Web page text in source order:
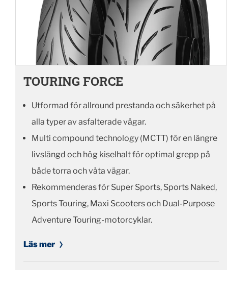
TOURING FORCE
Utformad för allround prestanda och säkerhet på
alla typer av asfalterade vägar.
Multi compound technology (MCTT) för en längre
livslängd och hög kiselhalt för optimal grepp på
både torra och våta vägar.
Rekommenderas för Super Sports, Sports Naked,
Sports Touring, Maxi Scooters och Dual-Purpose
Adventure Touring-motorcyklar.
Läs mer